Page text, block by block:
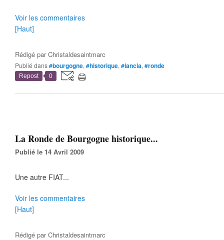
Voir les commentaires
[Haut]
Rédigé parChristaldesaintmarc
Publié dans#bourgogne, #historique, #lancia, #ronde
Repost 0
La Ronde de Bourgogne historique...
Publié le 14 Avril 2009
Une autre FIAT...
Voir les commentaires
[Haut]
Rédigé parChristaldesaintmarc